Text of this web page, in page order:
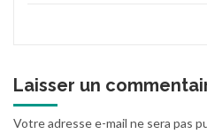
Laisser un
Votre adresse e-mail ne sera pas